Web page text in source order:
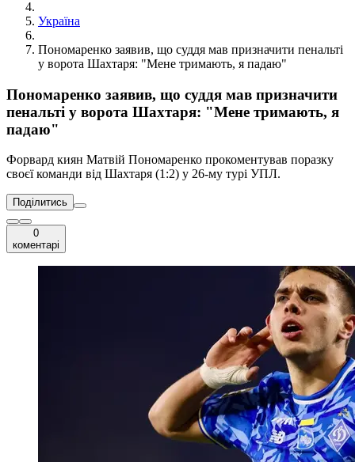
Україна
Пономаренко заявив, що суддя мав призначити пенальті
у ворота Шахтаря: "Мене тримають, я падаю"
Пономаренко заявив, що суддя мав призначити
пенальті у ворота Шахтаря: "Мене тримають, я
падаю"
Форвард киян Матвій Пономаренко прокоментував поразку
своєї команди від Шахтаря (1:2) у 26-му турі УПЛ.
Поділитись
0
коментарі